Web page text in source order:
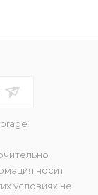
носит
условиях не